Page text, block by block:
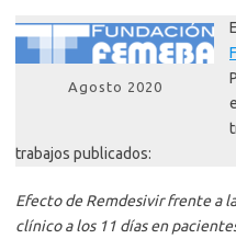
Agosto 2020
trabajos publicados:
Efecto de Remdesivir frente a
clínico a los 11 días en